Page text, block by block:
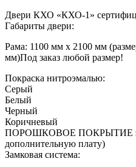
Двери КХО «КХО-1»
Габариты двери:
Рама: 1100 мм х 2100 мм
мм)Под заказ любой размер!
Покраска нитроэмалью:
Серый
Белый
Черный
Коричневый
ПОРОШКОВОЕ ПОКРЫТИЕ по
дополнительную плату)
Замковая система: